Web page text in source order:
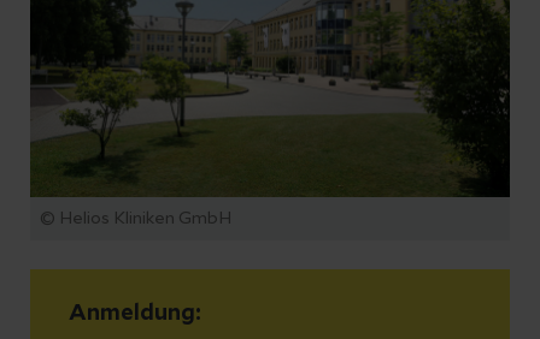
© Helios Kliniken GmbH
Anmeldung: